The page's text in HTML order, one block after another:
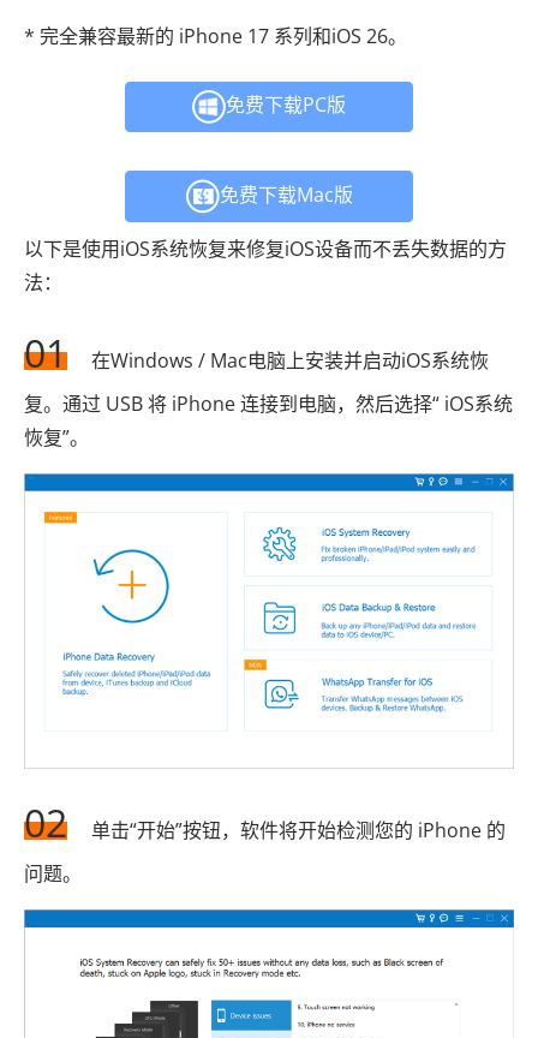
* 完全兼容最新的 iPhone 17 系列和iOS 26。
免费下载PC版
免费下载Mac版
以下是使用iOS系统恢复来修复iOS设备而不丢失数据的方
法：
01
在Windows / Mac电脑上安装并启动iOS系统恢
复。通过 USB 将 iPhone 连接到电脑，然后选择“ iOS系统
恢复”。
02
单击“开始”按钮，软件将开始检测您的 iPhone 的
问题。